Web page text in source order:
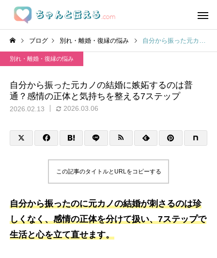
ブログ 別れ・離婚・復縁の悩み 自分から振った元カノの結婚に嫉妬するのは普通？感情の正体と気持ちを整える7ステップ
別れ・離婚・復縁の悩み
自分から振った元カノの結婚に嫉妬するのは普
通？感情の正体と気持ちを整える7ステップ
2026.02.13 2026.03.06
この記事のタイトルとURLをコピーする
自分から振ったのに元カノの結婚が刺さるのは珍
しくなく、感情の正体を分けて扱い、7ステップで
生活と心を立て直せます。